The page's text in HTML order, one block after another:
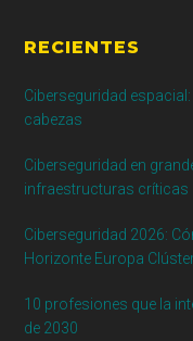
RECIENTES
Ciberseguridad
cabezas
Ciberseguridad en
infraestructuras críticas
Ciberseguridad 2026:
Horizonte Europa
10 profesiones que la
de 2030